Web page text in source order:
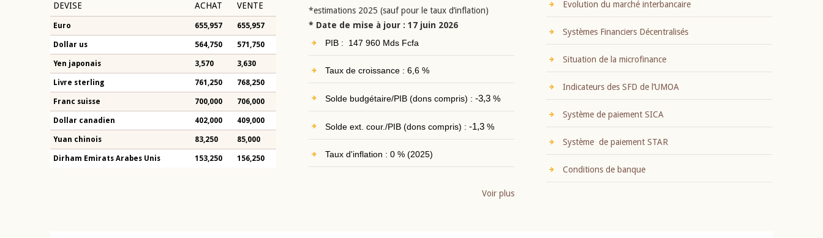
DEVISE ACHAT VENTE
Euro 655,957 655,957
Dollar us 564,750 571,750
Yen japonais 3,570 3,630
Livre sterling 761,250 768,250
Franc suisse 700,000 706,000
Dollar canadien 402,000 409,000
Yuan chinois 83,250 85,000
Dirham Emirats Arabes Unis 153,250 156,250
*estimations 2025 (sauf pour le taux d’inflation)
* Date de mise à jour : 17 juin 2026
PIB : 147 960 Mds Fcfa
Taux de croissance : 6,6 %
Solde budgétaire/PIB (dons compris) : -3,3%
Solde ext. cour./PIB (dons compris) : -1,3%
Taux d'inflation : 0 % (2025)
Voir plus
Evolution du marché interbancaire
Systèmes Financiers Décentralisés
Situation de la microfinance
Indicateurs des SFD de l’UMOA
Système de paiement SICA
Système de paiement STAR
Conditions de banque